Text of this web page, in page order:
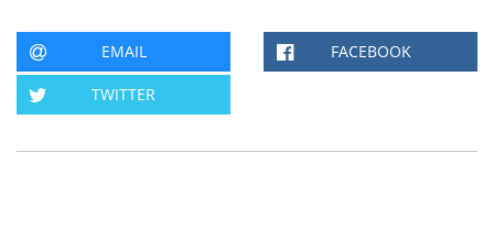
EMAIL FACEBOOK
TWITTER